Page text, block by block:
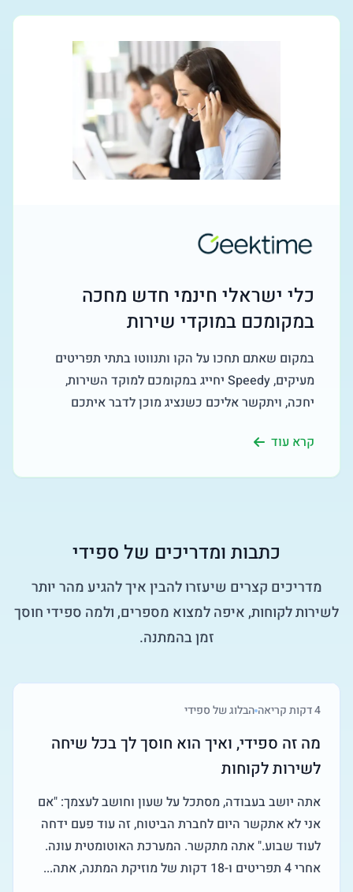
כלי ישראלי חינמי חדש מחכה
במקומכם במוקדי שירות
במקום שאתם תחכו על הקו ותנווטו בתתי תפריטים
מעיקים, Speedy יחייג במקומכם למוקד השירות,
יחכה, ויתקשר אליכם כשנציג מוכן לדבר איתכם
קרא עוד
כתבות ומדריכים של ספידי
מדריכים קצרים שיעזרו להבין איך להגיע מהר יותר
לשירות לקוחות, איפה למצוא מספרים, ולמה ספידי חוסך
זמן בהמתנה.
4דקות קריאה הבלוג של ספידי
מה זה ספידי, ואיך הוא חוסך לך בכל שיחה
לשירות לקוחות
אתה יושב בעבודה, מסתכל על שעון וחושב לעצמך: "אם
אני לא אתקשר היום לחברת הביטוח, זה עוד פעם ידחה
לעוד שבוע." אתה מתקשר. המערכת האוטומטית עונה.
אחרי 4 תפריטים ו-18 דקות של מוזיקת המתנה, אתה...